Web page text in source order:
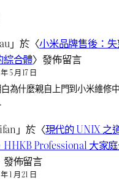
」於〈小米品牌售後：
綜合體〉發佈留言
5 月 17 日
為什麼親自上門到小米維修
」於〈現代的 UNIX 之
HHKB Professional 大家
發佈留言
1 月 21 日